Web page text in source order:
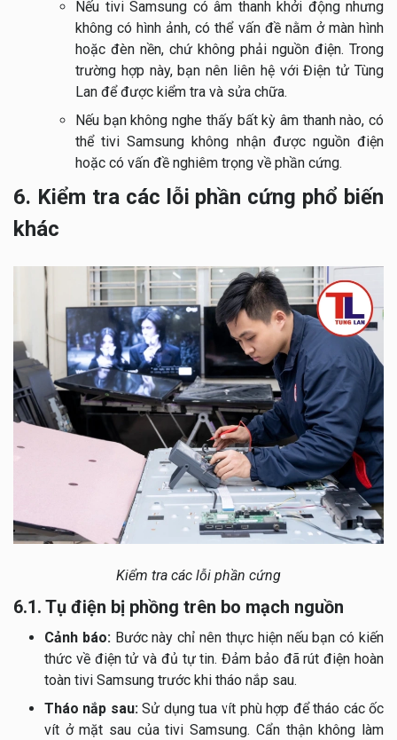
Nếu tivi Samsung có âm thanh khởi động nhưng
không có hình ảnh, có thể vấn đề nằm ở màn hình
hoặc đèn nền, chứ không phải nguồn điện. Trong
trường hợp này, bạn nên liên hệ với Điện tử Tùng
Lan để được kiểm tra và sửa chữa.
Nếu bạn không nghe thấy bất kỳ âm thanh nào, có
thể tivi Samsung không nhận được nguồn điện
hoặc có vấn đề nghiêm trọng về phần cứng.
6. Kiểm tra các lỗi phần cứng phổ biến
khác
Kiểm tra các lỗi phần cứng
6.1. Tụ điện bị phồng trên bo mạch nguồn
Cảnh báo:Bước này chỉ nên thực hiện nếu bạn có kiến
thức về điện tử và đủ tự tin. Đảm bảo đã rút điện hoàn
toàn tivi Samsung trước khi tháo nắp sau.
Tháo nắp sau:Sử dụng tua vít phù hợp để tháo các ốc
vít ở mặt sau của tivi Samsung. Cẩn thận không làm